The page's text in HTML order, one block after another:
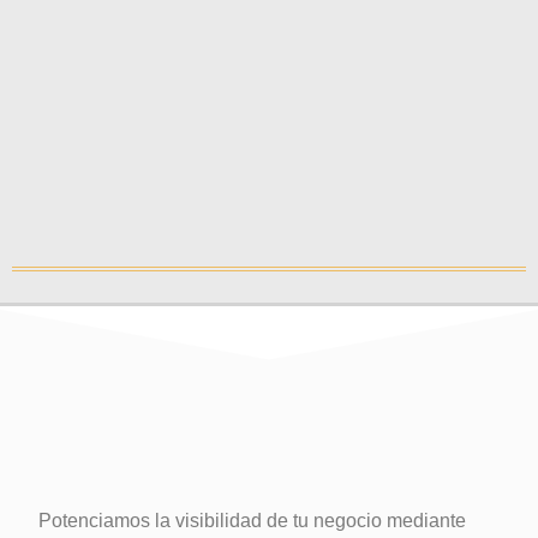
Potenciamos la visibilidad de tu negocio mediante